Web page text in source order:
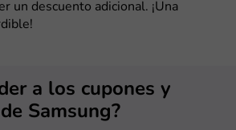
un descuento adicional. ¡Una
a los cupones y
Samsung?